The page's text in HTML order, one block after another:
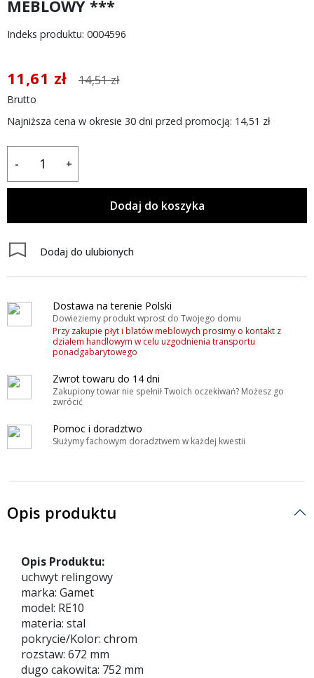
MEBLOWY ***
Indeks produktu: 0004596
11,61 zł 14,51 zł
Brutto
Najniższa cena w okresie 30 dni przed promocją: 14,51 zł
- +
Dodaj do koszyka
Dodaj do ulubionych
Dostawa na terenie Polski
Dowieziemy produkt wprost do Twojego domu
Przy zakupie płyt i blatów meblowych prosimy o kontakt z
działem handlowym w celu uzgodnienia transportu
ponadgabarytowego
Zwrot towaru do 14 dni
Zakupiony towar nie spełnił Twoich oczekiwań? Możesz go
zwrócić
Pomoc i doradztwo
Służymy fachowym doradztwem w każdej kwestii
Opis produktu
Opis Produktu:
uchwyt relingowy
marka: Gamet
model: RE10
materia: stal
pokrycie/Kolor: chrom
rozstaw: 672 mm
dugo cakowita: 752 mm